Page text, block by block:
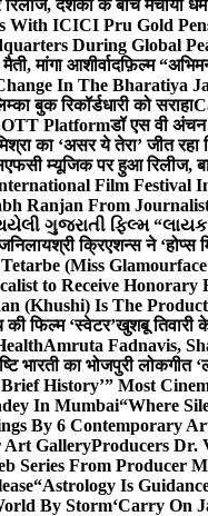
दर्शकों के बीच मचाया
With ICICI Pru Gold
During Global
मांगा आशीर्वादफ़िल्म
In The Bharatiya
बुक रिकॉर्डधारी को सराहा
OTT Platformडॉ एस वी अंचन
का ‘असर ये तेरा’ जीत रहा
म्यूजिक पर हुआ
Film Festival
Ranjan From
ગુજરાતી ફિલ્મ
निलायश्री क्रिएशन्स ने ‘होप्स
(Miss
to Receive
(Khushi) Is The
की फिल्म ‘स्वेटर’खुशबू तिवारी
Amruta Fadnavis,
भारती का भोजपुरी लोकगीत
History’” Most
In Mumbai“Where
By 6 Contemporary
Art GalleryProducers Dr.
Series From Producer
“Astrology Is
By Storm‘Carry On